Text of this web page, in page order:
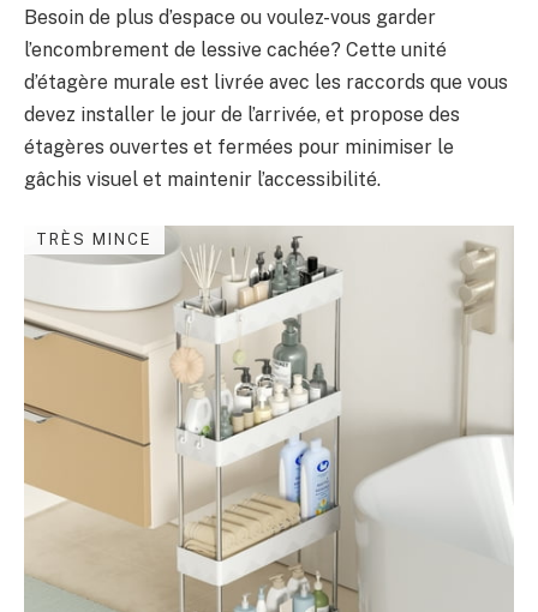
Besoin de plus d’espace ou voulez-vous garder
l’encombrement de lessive cachée? Cette unité
d’étagère murale est livrée avec les raccords que vous
devez installer le jour de l’arrivée, et propose des
étagères ouvertes et fermées pour minimiser le
gâchis visuel et maintenir l’accessibilité.
TRÈS MINCE